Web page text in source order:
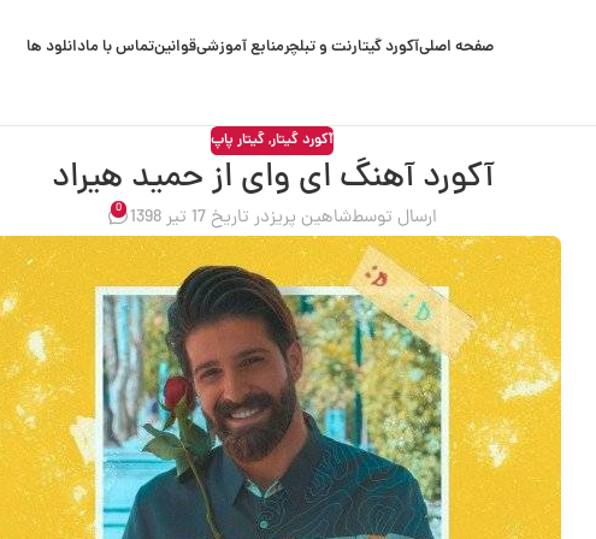
صفحه اصلیآکورد گیتارنت و تبلچرمنابع آموزشیقوانینتماس با مادانلود ها
آکورد گیتار,گیتار پاپ
آکورد آهنگ ای وای از حمید هیراد
ارسال توسطشاهین پریزدر تاریخ 17 تیر 1398 0